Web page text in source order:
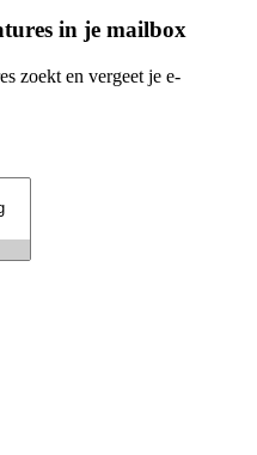
in je mailbox
zoekt en vergeet je e-